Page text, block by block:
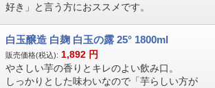
好き」と言う方におススメです。
白玉醸造 白麹 白玉の露 25° 1800ml
販売価格(税込): 1,892 円
やさしい芋の香りとキレのよい飲み口。
しっかりとした味わいなので「芋らしい方が